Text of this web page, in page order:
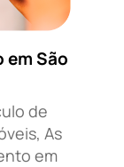
São
de
As
em